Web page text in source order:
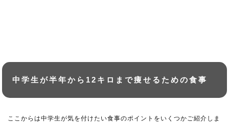
中学生が半年から12キロまで痩せるための食事
ここからは中学生が気を付けたい食事のポイントをいくつかご紹介しま